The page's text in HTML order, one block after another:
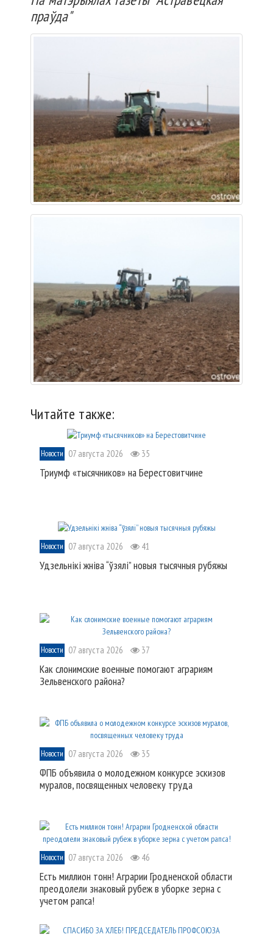
праўда"
Читайте также:
Новости 07 августа 2026 35
Триумф «тысячников» на Берестовитчине
Новости 07 августа 2026 41
Удзельнікі жніва “ўзялі” новыя тысячныя рубяжы
Новости 07 августа 2026 37
Как слонимские военные помогают аграриям
Зельвенского района?
Новости 07 августа 2026 35
ФПБ объявила о молодежном конкурсе эскизов
муралов, посвященных человеку труда
Новости 07 августа 2026 46
Есть миллион тонн! Аграрии Гродненской области
преодолели знаковый рубеж в уборке зерна с
учетом рапса!